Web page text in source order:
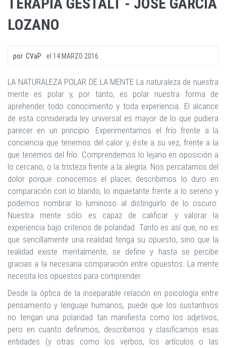
LOZANO
por CVaP el 14 MARZO 2016
LA NATURALEZA POLAR DE LA MENTE La naturaleza de nuestra
mente es polar y, por tanto, es polar nuestra forma de
aprehender todo conocimiento y toda experiencia. El alcance
de esta considerada ley universal es mayor de lo que pudiera
parecer en un principio. Experimentamos el frío frente a la
conciencia que tenemos del calor y, éste a su vez, frente a la
que tenemos del frío. Comprendemos lo lejano en oposición a
lo cercano, o la tristeza frente a la alegría. Nos percatamos del
dolor porque conocemos el placer, describimos lo duro en
comparación con lo blando, lo inquietante frente a lo sereno y
podemos nombrar lo luminoso al distinguirlo de lo oscuro.
Nuestra mente sólo es capaz de calificar y valorar la
experiencia bajo criterios de polaridad. Tanto es así que, no es
que sencillamente una realidad tenga su opuesto, sino que la
realidad existe mentalmente, se define y hasta se percibe
gracias a la necesaria comparación entre opuestos. La mente
necesita los opuestos para comprender.
Desde la óptica de la inseparable relación en psicología entre
pensamiento y lenguaje humanos, puede que los sustantivos
no tengan una polaridad tan manifiesta como los adjetivos,
pero en cuanto definimos, describimos y clasificamos esas
entidades (y otras como los verbos, los artículos o las